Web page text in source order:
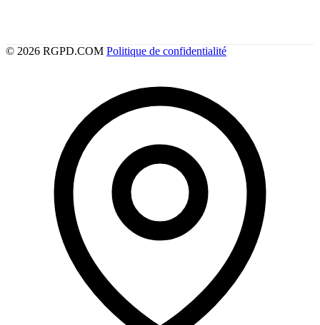
© 2026 RGPD.COM Politique de confidentialité